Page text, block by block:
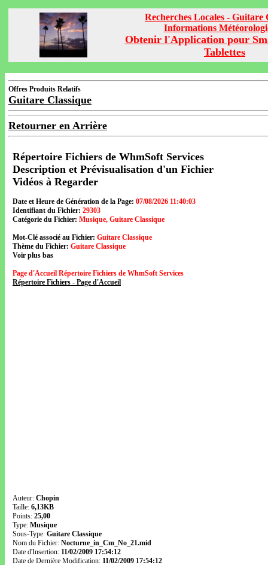
Recherches Locales - Guitare
Informations
Obtenir l'Application pour
Tablettes
Offres Produits Relatifs
Guitare Classique
Retourner en Arrière
Répertoire Fichiers de WhmSoft Services
Description et Prévisualisation d'un Fichier
Vidéos à Regarder
Date et Heure de Génération de la Page: 07/08/2026 11:40:03
Identifiant du Fichier: 29303
Catégorie du Fichier: Musique, Guitare Classique
Mot-Clé associé au Fichier: Guitare Classique
Thème du Fichier: Guitare Classique
Voir plus bas
Page d'Accueil Répertoire Fichiers de WhmSoft Services
Répertoire Fichiers - Page d'Accueil
Auteur: Chopin
Taille: 6,13KB
Points: 25,00
Type: Musique
Sous-Type: Guitare Classique
Nom du Fichier: Nocturne_in_Cm_No_21.mid
Date d'Insertion: 11/02/2009 17:54:12
Date de Dernière Modification: 11/02/2009 17:54:12